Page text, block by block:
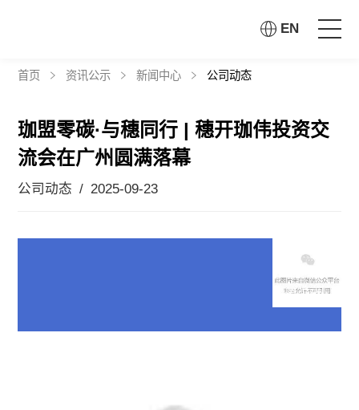
首页
走进珈伟
解决方案
EN
首页 资讯公示 新闻中心 公司动态
珈盟零碳·与穗同行 | 穗开珈伟投资交
流会在广州圆满落幕
公司动态 / 2025-09-23
中国·广州